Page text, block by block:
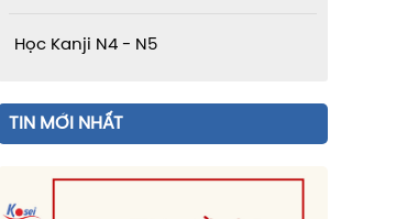
Học Kanji N4 - N5
TIN MỚI NHẤT